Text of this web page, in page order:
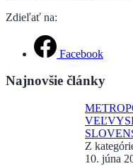
Zdieľať na:
Facebook
Najnovšie články
Z
10. júna